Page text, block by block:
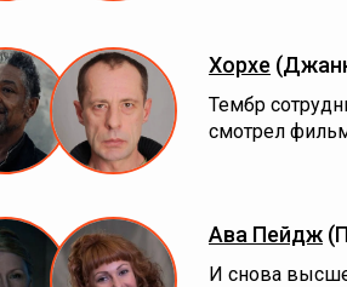
Хорхе
Тембр
смотрел
Ава Пейдж
И снова